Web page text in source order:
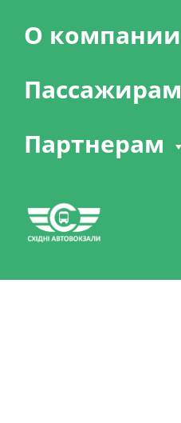
О компании
Пассажирам
Партнерам